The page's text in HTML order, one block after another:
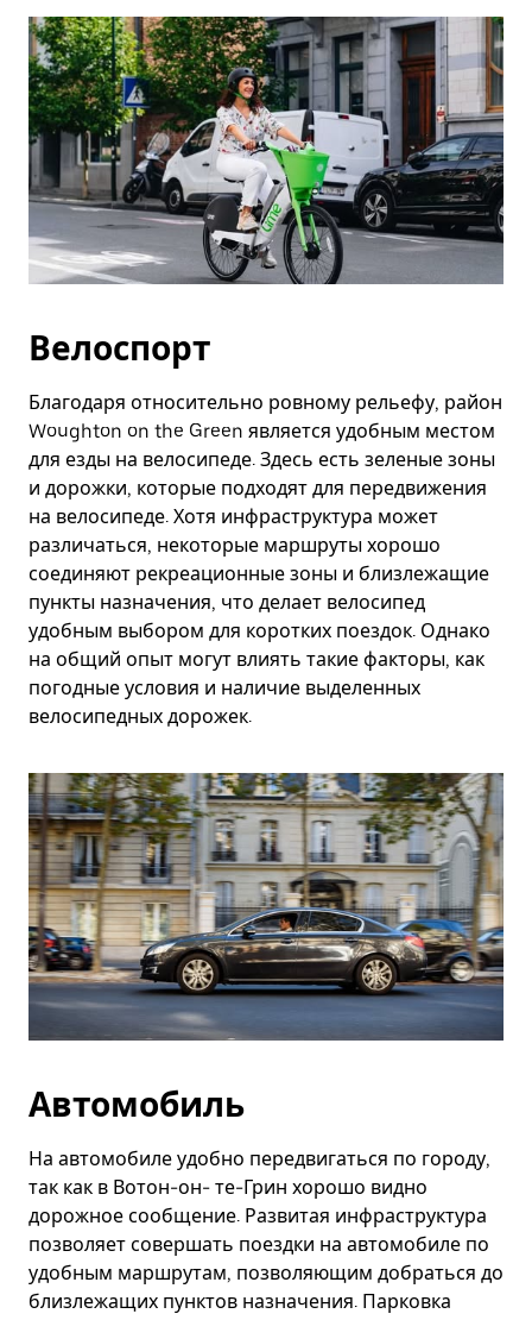
Велоспорт
Благодаря относительно ровному рельефу, район
Woughton on the Green является удобным местом
для езды на велосипеде. Здесь есть зеленые зоны
и дорожки, которые подходят для передвижения
на велосипеде. Хотя инфраструктура может
различаться, некоторые маршруты хорошо
соединяют рекреационные зоны и близлежащие
пункты назначения, что делает велосипед
удобным выбором для коротких поездок. Однако
на общий опыт могут влиять такие факторы, как
погодные условия и наличие выделенных
велосипедных дорожек.
Автомобиль
На автомобиле удобно передвигаться по городу,
так как в Вотон-он- те-Грин хорошо видно
дорожное сообщение. Развитая инфраструктура
позволяет совершать поездки на автомобиле по
удобным маршрутам, позволяющим добраться до
близлежащих пунктов назначения. Парковка